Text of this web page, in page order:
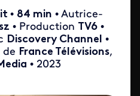
• 84 min • Autrice-
• Production TV6 •
Discovery Channel •
France Télévisions,
• 2023